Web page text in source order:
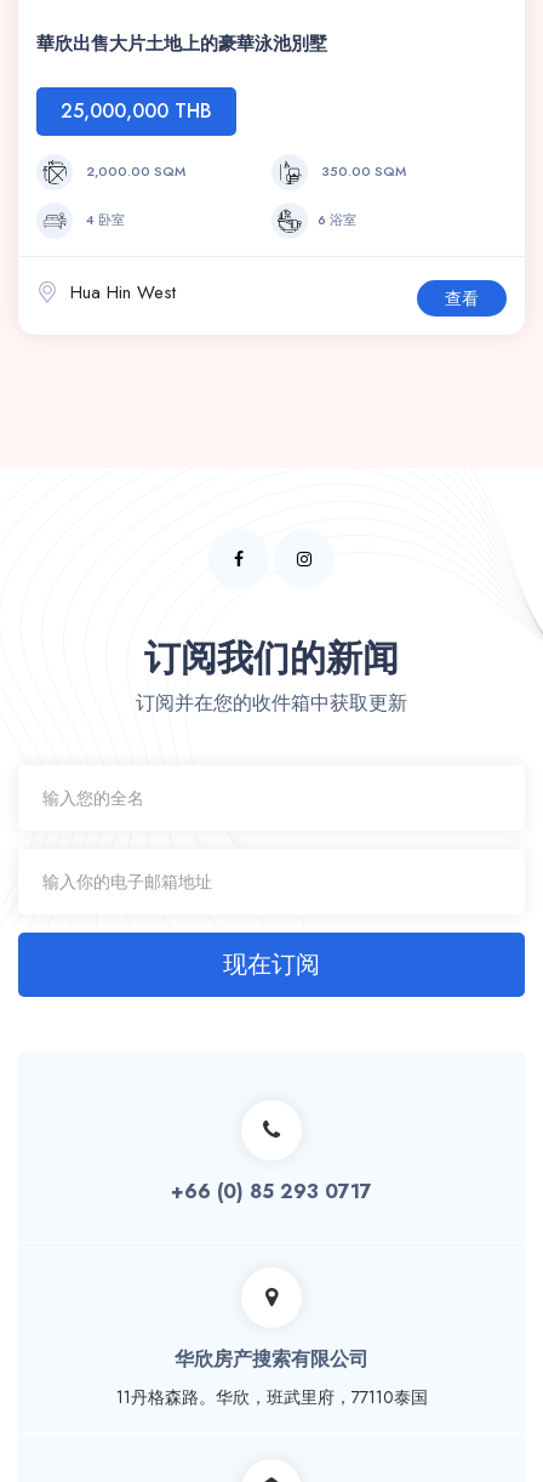
華欣出售大片土地上的豪華泳池別墅
25,000,000 THB
2,000.00 SQM 350.00 SQM
4 卧室 6 浴室
Hua Hin West 查看
订阅我们的新闻
订阅并在您的收件箱中获取更新
现在订阅
+66 (0) 85 293 0717
华欣房产搜索有限公司
11丹格森路。华欣，班武里府，77110泰国